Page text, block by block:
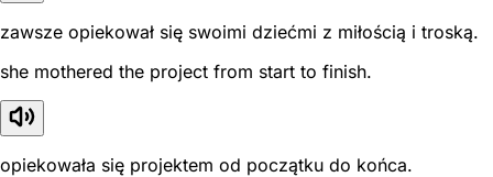
zawsze opiekował się swoimi dziećmi z miłością i troską.
she mothered the project from start to finish.
opiekowała się projektem od początku do końca.